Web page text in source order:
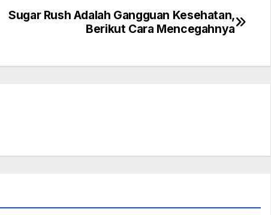
Sugar Rush Adalah Gangguan Kesehatan,
Berikut Cara Mencegahnya